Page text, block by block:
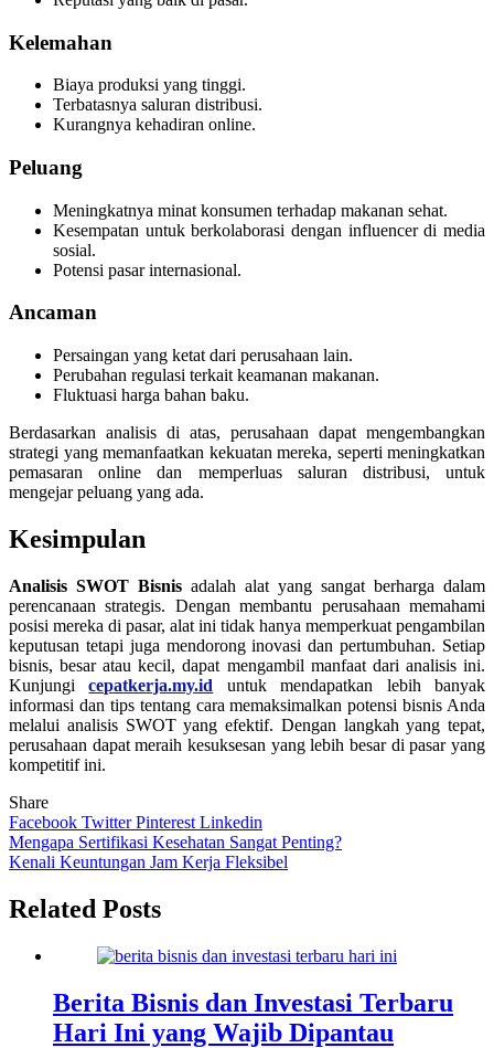
Kelemahan
Biaya produksi yang tinggi.
Terbatasnya saluran distribusi.
Kurangnya kehadiran online.
Peluang
Meningkatnya minat konsumen terhadap makanan sehat.
Kesempatan untuk berkolaborasi dengan influencer di media
sosial.
Potensi pasar internasional.
Ancaman
Persaingan yang ketat dari perusahaan lain.
Perubahan regulasi terkait keamanan makanan.
Fluktuasi harga bahan baku.
Berdasarkan analisis di atas, perusahaan dapat mengembangkan
strategi yang memanfaatkan kekuatan mereka, seperti meningkatkan
pemasaran online dan memperluas saluran distribusi, untuk
mengejar peluang yang ada.
Kesimpulan
Analisis SWOT Bisnis adalah alat yang sangat berharga dalam
perencanaan strategis. Dengan membantu perusahaan memahami
posisi mereka di pasar, alat ini tidak hanya memperkuat pengambilan
keputusan tetapi juga mendorong inovasi dan pertumbuhan. Setiap
bisnis, besar atau kecil, dapat mengambil manfaat dari analisis ini.
Kunjungicepatkerja.my.id untuk mendapatkan lebih banyak
informasi dan tips tentang cara memaksimalkan potensi bisnis Anda
melalui analisis SWOT yang efektif. Dengan langkah yang tepat,
perusahaan dapat meraih kesuksesan yang lebih besar di pasar yang
kompetitif ini.
Share
Facebook TwitterPinterest Linkedin
Navigasi
pos
Mengapa Sertifikasi Kesehatan Sangat Penting?
Kenali Keuntungan Jam Kerja Fleksibel
Related Posts
Berita Bisnis dan Investasi Terbaru
Hari Ini yang Wajib Dipantau